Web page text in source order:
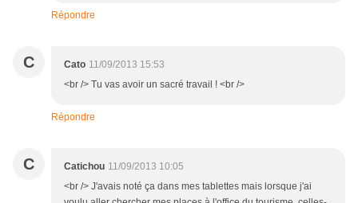
Répondre
C Cato 11/09/2013 15:53
<br /> Tu vas avoir un sacré travail ! <br />
Répondre
C Catichou 11/09/2013 10:05
<br /> J'avais noté ça dans mes tablettes mais lorsque j'ai